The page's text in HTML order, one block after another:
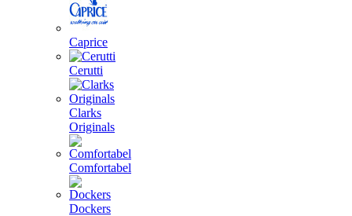
Caprice
Cerutti
Clarks
Originals
Comfortabel
Dockers